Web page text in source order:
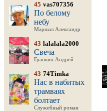
45 vas707356
По белому
небу
Маршал Александр
43 lalalala2000
Свеча
Гранкин Андрей
43 74Timka
Нас в набитых
трамваях
болтает
Служебный роман